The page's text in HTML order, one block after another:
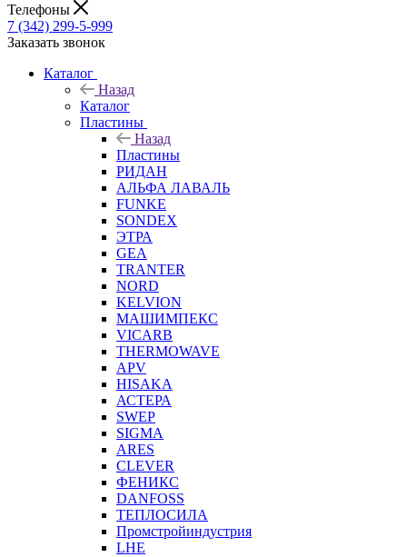
Телефоны
7 (342) 299-5-999
Заказать звонок
Каталог
Назад
Каталог
Пластины
Назад
Пластины
РИДАН
АЛЬФА ЛАВАЛЬ
FUNKE
SONDEX
ЭТРА
GEA
TRANTER
NORD
KELVION
МАШИМПЕКС
VICARB
THERMOWAVE
APV
HISAKA
АСТЕРА
SWEP
SIGMA
ARES
CLEVER
ФЕНИКС
DANFOSS
ТЕПЛОСИЛА
Промстройиндустрия
LHE